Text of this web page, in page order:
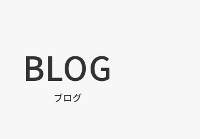
BLOG
ブログ